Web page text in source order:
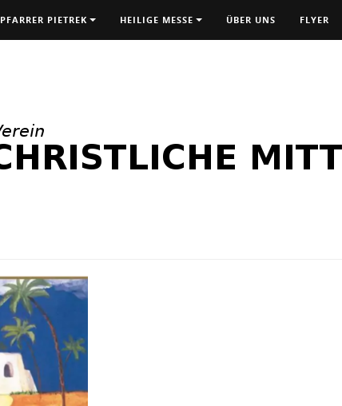
PFARRER PIETREK HEILIGE MESSE ÜBER UNS FLYER